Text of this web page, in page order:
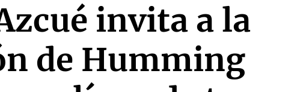
invita a la
de Humming